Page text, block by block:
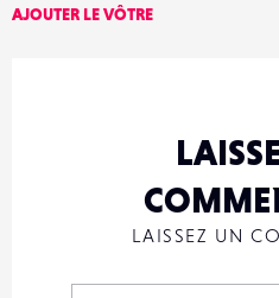
AJOUTER LE VÔTRE
LAISSEZ UN